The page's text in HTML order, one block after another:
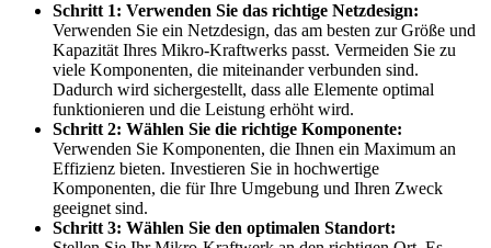
Schritt 1: Verwenden Sie das richtige Netzdesign:
Verwenden Sie ein Netzdesign, das am besten zur Größe und
Kapazität Ihres Mikro-Kraftwerks passt. Vermeiden Sie zu
viele Komponenten, die miteinander verbunden sind.
Dadurch wird sichergestellt, dass alle Elemente optimal
funktionieren und die Leistung erhöht wird.
Schritt 2: Wählen Sie die richtige Komponente:
Verwenden Sie Komponenten, die Ihnen ein Maximum an
Effizienz bieten. Investieren Sie in hochwertige
Komponenten, die für Ihre Umgebung und Ihren Zweck
geeignet sind.
Schritt 3: Wählen Sie den optimalen Standort: